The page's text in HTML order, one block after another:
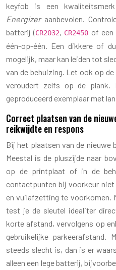
keyfob is een
Energizeraanbevolen.
batterij (CR2032, CR2450 of een
één-op-één. Een dikkere of
mogelijk, maar kan leiden tot
van de behuizing. Let ook op
veroudert zelfs op de plank.
geproduceerd exemplaar met
Correct plaatsen van de
reikwijdte en respons
Bij het plaatsen van de
Meestal is de pluszijde naar
op de printplaat of in de
contactpunten bij voorkeur
en vuilafzetting te voorkomen.
test je de sleutel idealiter
korte afstand, vervolgens op
gebruikelijke
steeds slecht is, dan is er
alleen een lege batterij,